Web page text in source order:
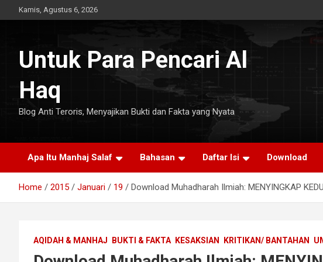
to
Kamis, Agustus 6, 2026
Untuk Para Pencari Al
Haq
Blog Anti Teroris, Menyajikan Bukti dan Fakta yang Nyata
Apa Itu Manhaj Salaf Bahasan Daftar Isi Download
Home 2015 Januari 19 Download Muhadharah Ilmiah: MENYINGKAP
AQIDAH & MANHAJ BUKTI & FAKTA KESAKSIAN KRITIKAN/ BANTAHAN